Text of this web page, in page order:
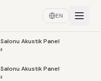
EN
Akustik Panel
Akustik Panel